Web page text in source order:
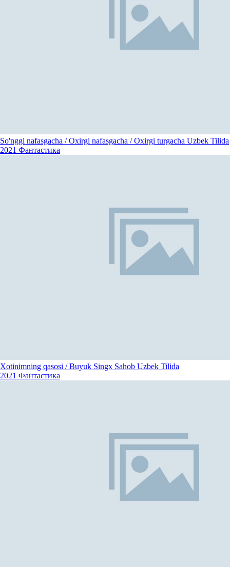
So'nggi nafasgacha / Oxirgi nafasgacha / Oxirgi turgacha Uzbek Tilida
2021 Фантастика
Xotinimning qasosi / Buyuk Singx Sahob Uzbek Tilida
2021 Фантастика